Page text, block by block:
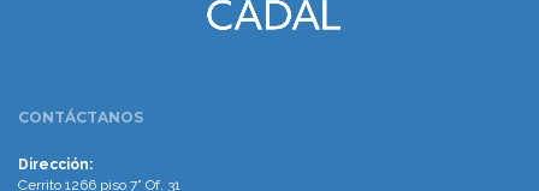
CONTÁCTANOS
Dirección:
Cerrito 1266 piso 7° Of. 31